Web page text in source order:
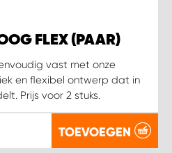
FLEX (PAAR)
vast met onze
en flexibel ontwerp dat in
Prijs voor 2 stuks.
TOEVOEGEN
BENSCHOP